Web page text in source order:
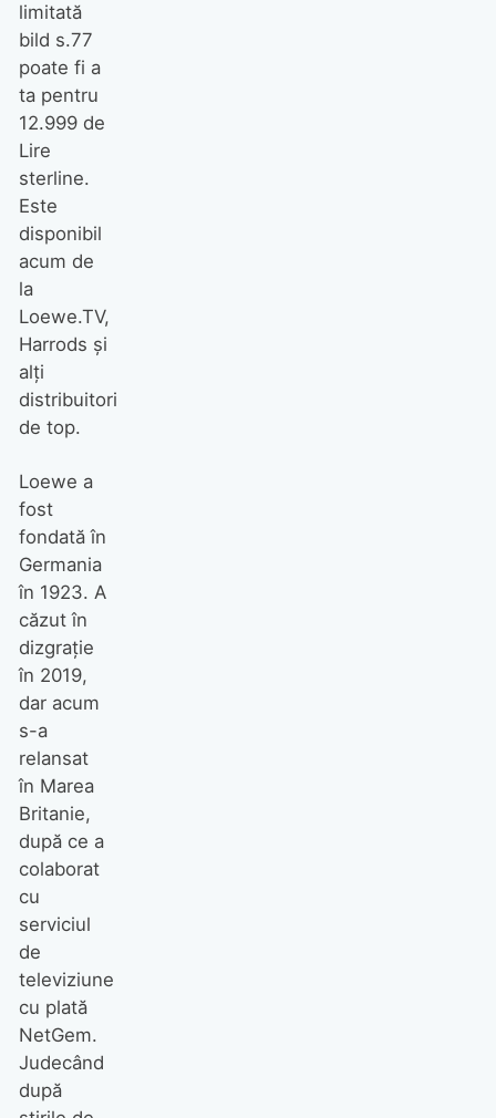
limitată
bild s.77
poate fi a
ta pentru
12.999 de
Lire
sterline.
Este
disponibil
acum de
la
Loewe.TV,
Harrods și
alți
distribuitori
de top.
Loewe a
fost
fondată în
Germania
în 1923. A
căzut în
dizgrație
în 2019,
dar acum
s-a
relansat
în Marea
Britanie,
după ce a
colaborat
cu
serviciul
de
televiziune
cu plată
NetGem.
Judecând
după